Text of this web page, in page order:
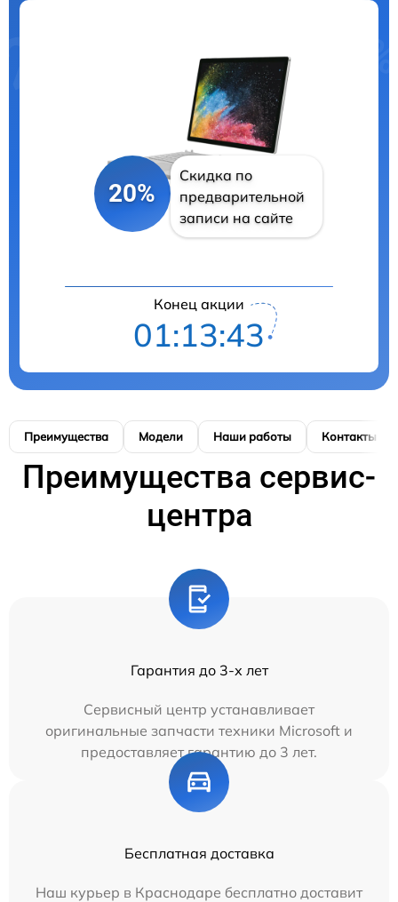
20%
Скидка по
предварительной
записи на сайте
Конец акции
01:13:42
Преимущества Модели Наши работы Контакты
Преимущества сервис-
центра
Гарантия до 3-х лет
Сервисный центр устанавливает
оригинальные запчасти техники Microsoft и
предоставляет гарантию до 3 лет.
Бесплатная доставка
Наш курьер в Краснодаре бесплатно доставит